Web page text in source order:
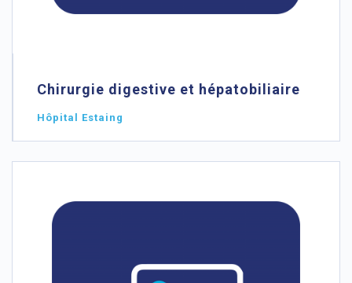
Chirurgie digestive et hépatobiliaire
Hôpital Estaing